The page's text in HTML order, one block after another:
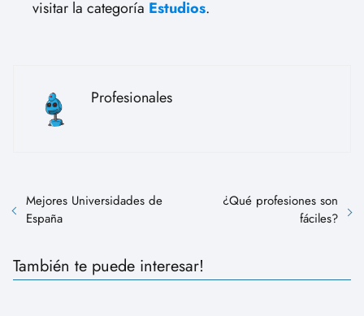
visitar la categoría Estudios.
Profesionales
Mejores Universidades de
España
¿Qué profesiones son
fáciles?
También te puede interesar!